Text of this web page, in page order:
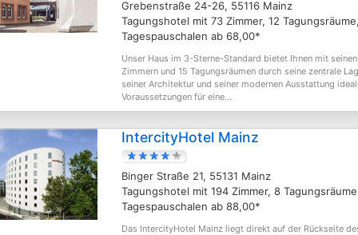
Grebenstraße 24-26, 55116 Mainz
Tagungshotel mit 73 Zimmer, 12
Tagespauschalen ab 68,00*
Unser Haus im 3-Sterne-Standard bietet Ihnen mit
Zimmern und 15 Tagungsräumen durch seine zentrale
seiner Architektur und seiner modernen Ausstattung
Voraussetzungen für eine...
IntercityHotel Mainz
Binger Straße 21, 55131 Mainz
Tagungshotel mit 194 Zimmer, 8
Tagespauschalen ab 88,00*
Das IntercityHotel Mainz liegt direkt auf der Rückseite